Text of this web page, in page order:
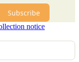
Subscribe
notice